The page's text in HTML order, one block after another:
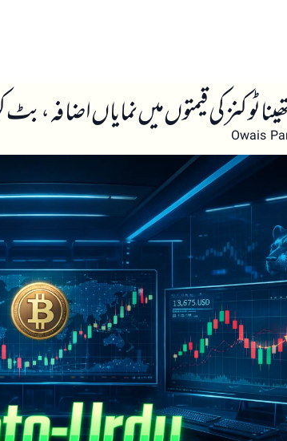
ٹوکنز کی قیمتوں میں نمایاں اضافہ،Owais